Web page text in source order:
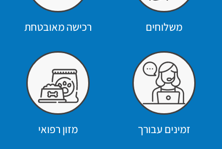
משלוחים רכישה מאובטחת
זמינים עבורך מזון רפואי